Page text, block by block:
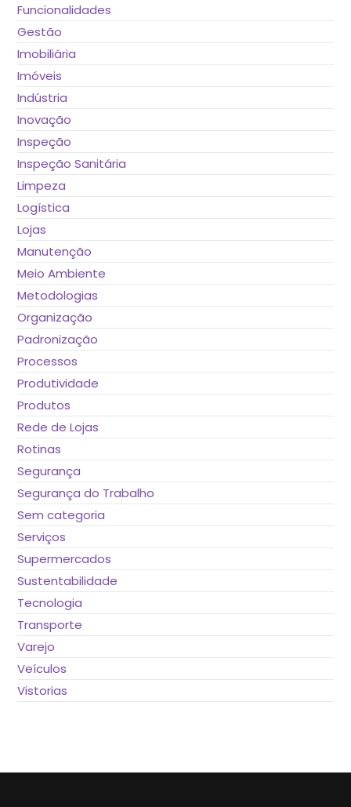
Funcionalidades
Gestão
Imobiliária
Imóveis
Indústria
Inovação
Inspeção
Inspeção Sanitária
Limpeza
Logística
Lojas
Manutenção
Meio Ambiente
Metodologias
Organização
Padronização
Processos
Produtividade
Produtos
Rede de Lojas
Rotinas
Segurança
Segurança do Trabalho
Sem categoria
Serviços
Supermercados
Sustentabilidade
Tecnologia
Transporte
Varejo
Veículos
Vistorias